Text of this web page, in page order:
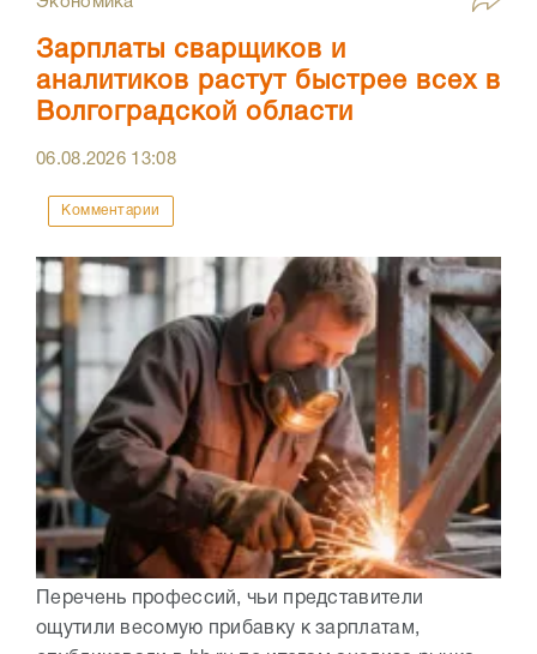
Зарплаты сварщиков и
аналитиков растут быстрее всех в
Волгоградской области
06.08.2026 13:08
Комментарии
Перечень профессий, чьи представители
ощутили весомую прибавку к зарплатам,